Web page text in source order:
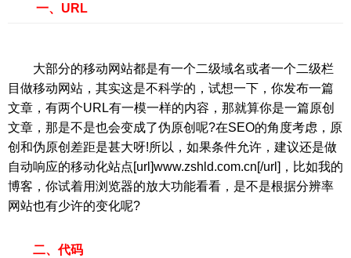
一、URL
大部分的移动网站都是有一个二级域名或者一个二级栏
目做移动网站，其实这是不科学的，试想一下，你发布一篇
文章，有两个URL有一模一样的内容，那就算你是一篇原创
文章，那是不是也会变成了伪原创呢?在SEO的角度考虑，原
创和伪原创差距是甚大呀!所以，如果条件允许，建议还是做
自动响应的移动化站点[url]www.zshld.com.cn[/url]，比如我的
博客，你试着用浏览器的放大功能看看，是不是根据分辨率
网站也有少许的变化呢?
二、代码